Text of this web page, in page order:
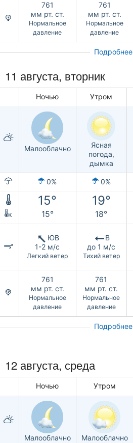
761
мм рт. ст.
Нормальное
давление
761
мм рт. ст.
Нормальное
давление
Подробнее
11 августа, вторник
Ночью Утром
Малооблачно
Ясная
погода,
дымка
0% 0%
15° 19°
к 15° 18°
ЮВ
1-2 м/с
Легкий ветер
В
до 1 м/с
Тихий ветер
761
мм рт. ст.
Нормальное
давление
761
мм рт. ст.
Нормальное
давление
Подробнее
12 августа, среда
Ночью Утром
Малооблачно Малооблачно